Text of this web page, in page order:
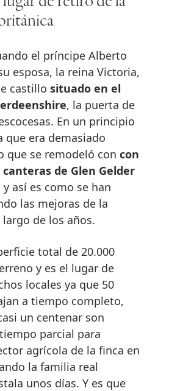
el príncipe Alberto
esposa, la reina Victoria,
castillo situado en el
, la puerta de
En un principio
que era demasiado
que se remodeló con con
de Glen Gelder
y así es como se han
las mejoras de la
de los años.
total de 20.000
y es el lugar de
locales ya que 50
a tiempo completo,
un centenar son
parcial para
agrícola de la finca en
la familia real
unos días. Y es que